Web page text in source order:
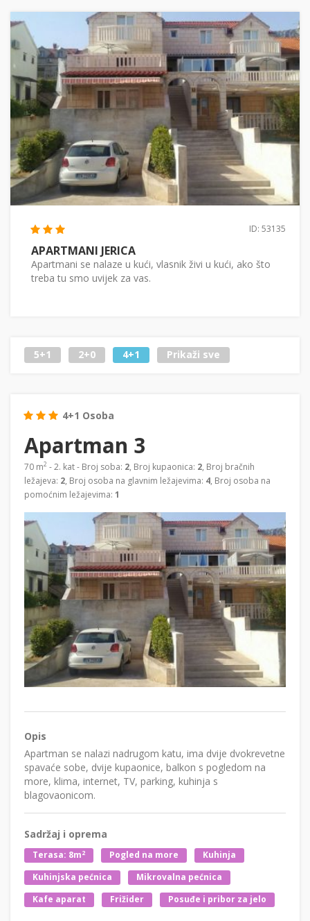
ID: 53135
APARTMANI JERICA
Apartmani se nalaze u kući, vlasnik živi u kući, ako što
treba tu smo uvijek za vas.
5+1 2+0 4+1 Prikaži sve
4+1 Osoba
Apartman 3
70 m2 - 2. kat - Broj soba: 2, Broj kupaonica: 2, Broj bračnih
ležajeva: 2, Broj osoba na glavnim ležajevima: 4, Broj osoba na
pomoćnim ležajevima: 1
Opis
Apartman se nalazi nadrugom katu, ima dvije dvokrevetne
spavaće sobe, dvije kupaonice, balkon s pogledom na
more, klima, internet, TV, parking, kuhinja s
blagovaonicom.
Sadržaj i oprema
Terasa: 8m2 Pogled na more
Kuhinja
Kuhinjska pećnica
Mikrovalna pećnica
Kafe aparat
Frižider Posuđe i pribor za jelo